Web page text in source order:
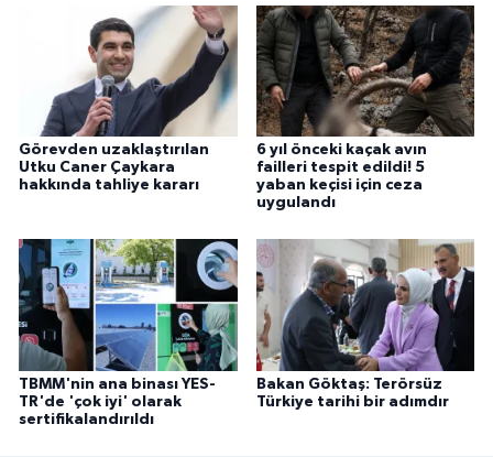
Görevden uzaklaştırılan
Utku Caner Çaykara
hakkında tahliye kararı
6 yıl önceki kaçak avın
failleri tespit edildi! 5
yaban keçisi için ceza
uygulandı
TBMM'nin ana binası YES-
TR'de 'çok iyi' olarak
sertifikalandırıldı
Bakan Göktaş: Terörsüz
Türkiye tarihi bir adımdır